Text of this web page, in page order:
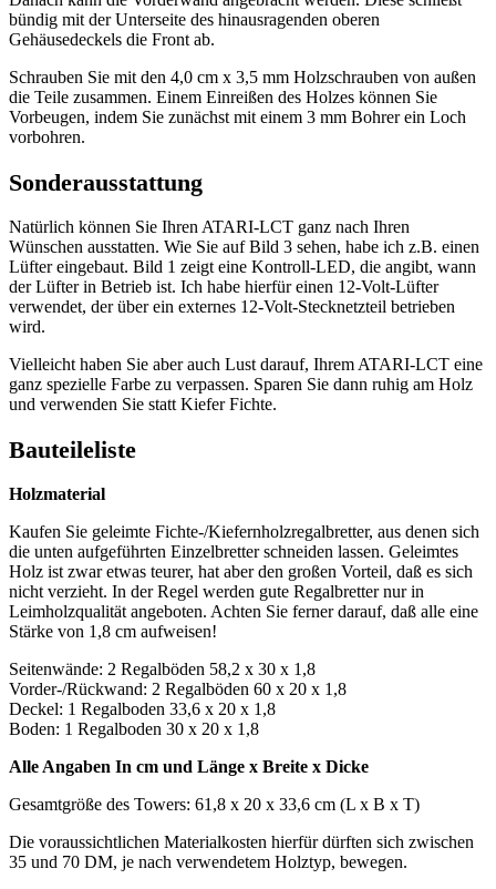
bündig mit der Unterseite des hinausragenden oberen
Gehäusedeckels die Front ab.
Schrauben Sie mit den 4,0 cm x 3,5 mm Holzschrauben von außen
die Teile zusammen. Einem Einreißen des Holzes können Sie
Vorbeugen, indem Sie zunächst mit einem 3 mm Bohrer ein Loch
vorbohren.
Sonderausstattung
Natürlich können Sie Ihren ATARI-LCT ganz nach Ihren
Wünschen ausstatten. Wie Sie auf Bild 3 sehen, habe ich z.B. einen
Lüfter eingebaut. Bild 1 zeigt eine Kontroll-LED, die angibt, wann
der Lüfter in Betrieb ist. Ich habe hierfür einen 12-Volt-Lüfter
verwendet, der über ein externes 12-Volt-Stecknetzteil betrieben
wird.
Vielleicht haben Sie aber auch Lust darauf, Ihrem ATARI-LCT eine
ganz spezielle Farbe zu verpassen. Sparen Sie dann ruhig am Holz
und verwenden Sie statt Kiefer Fichte.
Bauteileliste
Holzmaterial
Kaufen Sie geleimte Fichte-/Kiefernholzregalbretter, aus denen sich
die unten aufgeführten Einzelbretter schneiden lassen. Geleimtes
Holz ist zwar etwas teurer, hat aber den großen Vorteil, daß es sich
nicht verzieht. In der Regel werden gute Regalbretter nur in
Leimholzqualität angeboten. Achten Sie ferner darauf, daß alle eine
Stärke von 1,8 cm aufweisen!
Seitenwände: 2 Regalböden 58,2 x 30 x 1,8
Vorder-/Rückwand: 2 Regalböden 60 x 20 x 1,8
Deckel: 1 Regalboden 33,6 x 20 x 1,8
Boden: 1 Regalboden 30 x 20 x 1,8
Alle Angaben In cm und Länge x Breite x Dicke
Gesamtgröße des Towers: 61,8 x 20 x 33,6 cm (L x B x T)
Die voraussichtlichen Materialkosten hierfür dürften sich zwischen
35 und 70 DM, je nach verwendetem Holztyp, bewegen.